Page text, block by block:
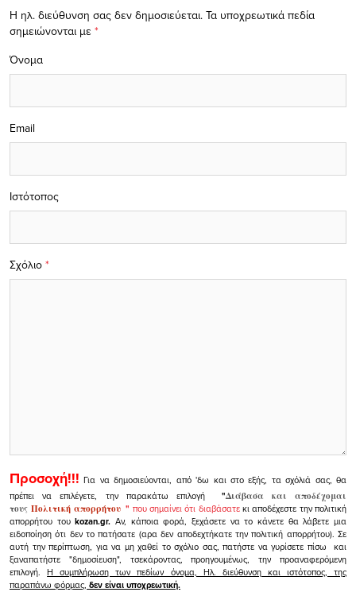
Η ηλ. διεύθυνση σας δεν δημοσιεύεται. Τα υποχρεωτικά πεδία
σημειώνονται με *
Σχόλιο *
Όνομα
Email
Ιστότοπος
Προσοχή!!! Για να δημοσιεύονται, από 'δω και στο εξής, τα σχόλιά σας, θα
πρέπει να επιλέγετε, την παρακάτω επιλογή
"Διάβασα και αποδέχομαι
τουςΠολιτική απορρήτου" που σημαίνει ότι διαβάσατεκι αποδέχεστε την πολιτική
απορρήτου τουkozan.gr. Αν, κάποια φορά, ξεχάσετε να το κάνετε θα λάβετε μια
ειδοποίηση ότι δεν το πατήσατε (αρα δεν αποδεχτήκατε την πολιτική απορρήτου). Σε
αυτή την περίπτωση, για να μη χαθεί το σχόλιο σας, πατήστε να γυρίσετε πίσω και
ξαναπατήστε "δημοσίευση", τσεκάροντας, προηγουμένως, την προαναφερόμενη
επιλογή.Η συμπλήρωση των πεδίων όνομα, Ηλ. διεύθυνση και ιστότοπος, της
παραπάνω φόρμας, δεν είναι υποχρεωτική.